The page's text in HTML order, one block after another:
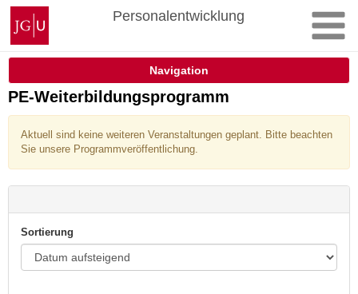
Zum
Inhalt
springen
Johannes
Gutenberg-
Universität
Personalentwicklung
Navigation
PE-Weiterbildungsprogramm
Aktuell sind keine weiteren Veranstaltungen geplant. Bitte beachten
Sie unsere Programmveröffentlichung.
Sortierung